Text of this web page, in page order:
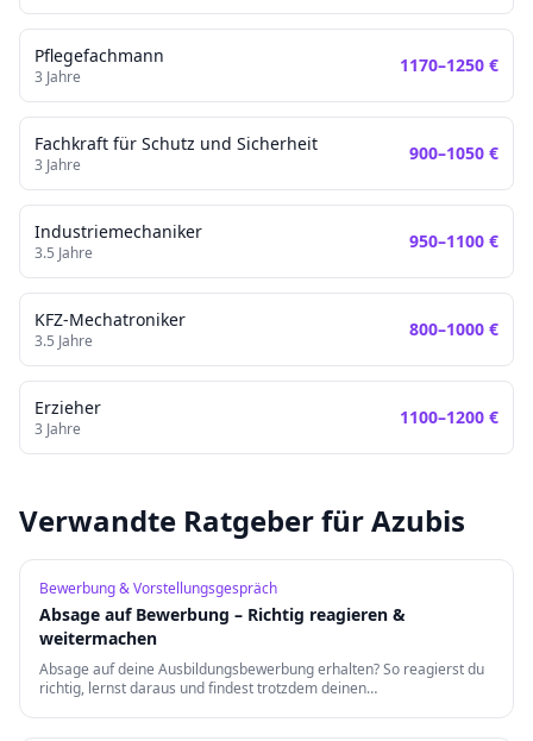
Pflegefachmann
3 Jahre
1170–1250 €
Fachkraft für Schutz und Sicherheit
3 Jahre
900–1050 €
Industriemechaniker
3.5 Jahre
950–1100 €
KFZ-Mechatroniker
3.5 Jahre
800–1000 €
Erzieher
3 Jahre
1100–1200 €
Verwandte Ratgeber für Azubis
Bewerbung & Vorstellungsgespräch
Absage auf Bewerbung – Richtig reagieren &
weitermachen
Absage auf deine Ausbildungsbewerbung erhalten? So reagierst du
richtig, lernst daraus und findest trotzdem deinen